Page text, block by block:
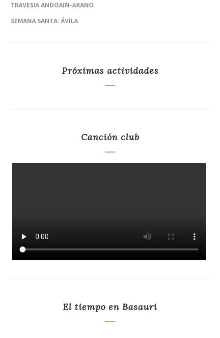
TRAVESIA ANDOAIN-ARANO
SEMANA SANTA: ÁVILA
Próximas actividades
Canción club
El tiempo en Basauri